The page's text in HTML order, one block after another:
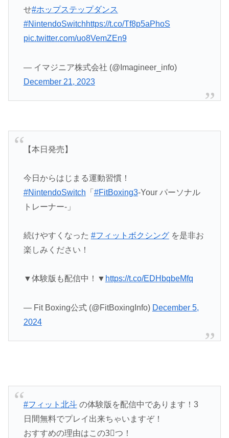
せ#ホップステップダンス
#NintendoSwitchhttps://t.co/Tf8p5aPhoS
pic.twitter.com/uo8VemZEn9
— イマジニア株式会社 (@Imagineer_info)
December 21, 2023
【本日発売】
今日からはじまる運動習慣！
#NintendoSwitch 「 #FitBoxing3-Your パーソナル
トレーナー‐」
続けやすくなった #フィットボクシングを是非お
楽しみください！
▼体験版も配信中！▼ https://t.co/EDHbqbeMfq
— Fit Boxing公式 (@FitBoxingInfo) December 5,
2024
#フィット北斗の体験版を配信中であります！3
日間無料でプレイ出来ちゃいますぞ！
おすすめの理由はこの3⃣つ！